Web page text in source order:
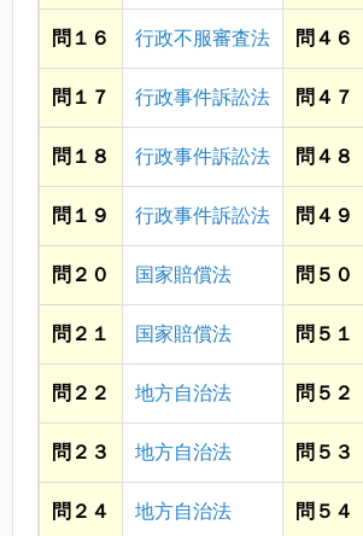
問１６ 行政不服審査法 問４６
問１７ 行政事件訴訟法 問４７
問１８ 行政事件訴訟法 問４８
問１９ 行政事件訴訟法 問４９
問２０ 国家賠償法 問５０
問２１ 国家賠償法 問５１
問２２ 地方自治法 問５２
問２３ 地方自治法 問５３
問２４ 地方自治法 問５４